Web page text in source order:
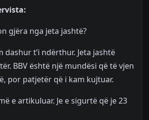
gjëra nga jeta jashtë?
dashur t’i ndërthur. Jeta jashtë
BBV është një mundësi që të vjen
por patjetër që i kam kujtuar.
e artikuluar. Je e sigurtë që je 23